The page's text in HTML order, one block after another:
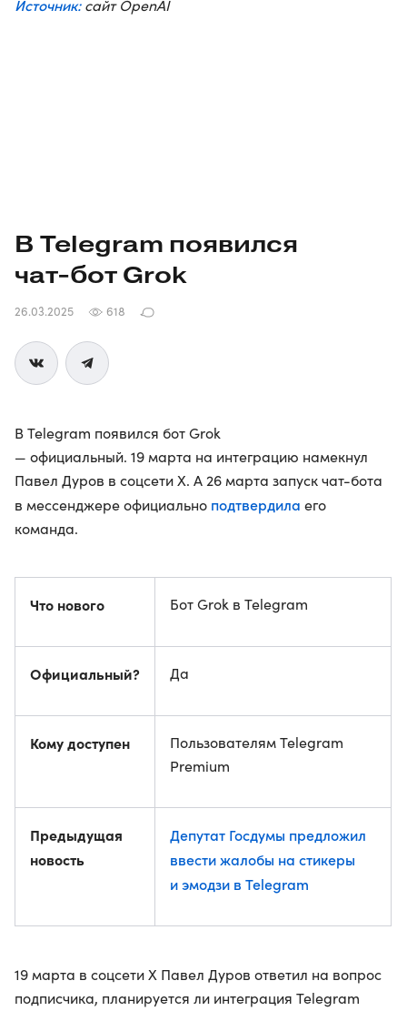
Источник:сайт OpenAI
В Telegram появился
чат-бот Grok
26.03.2025 618
В Telegram появился бот Grok
— официальный. 19 марта на интеграцию намекнул
Павел Дуров в соцсети X. А 26 марта запуск чат-бота
в мессенджере официально подтвердила его
команда.
Что нового Бот Grok в Telegram
Официальный? Да
Кому доступен
Пользователям Telegram
Premium
Предыдущая
новость
Депутат Госдумы предложил
ввести жалобы на стикеры
и эмодзи в Telegram
19 марта в соцсети X Павел Дуров ответил на вопрос
подписчика, планируется ли интеграция Telegram